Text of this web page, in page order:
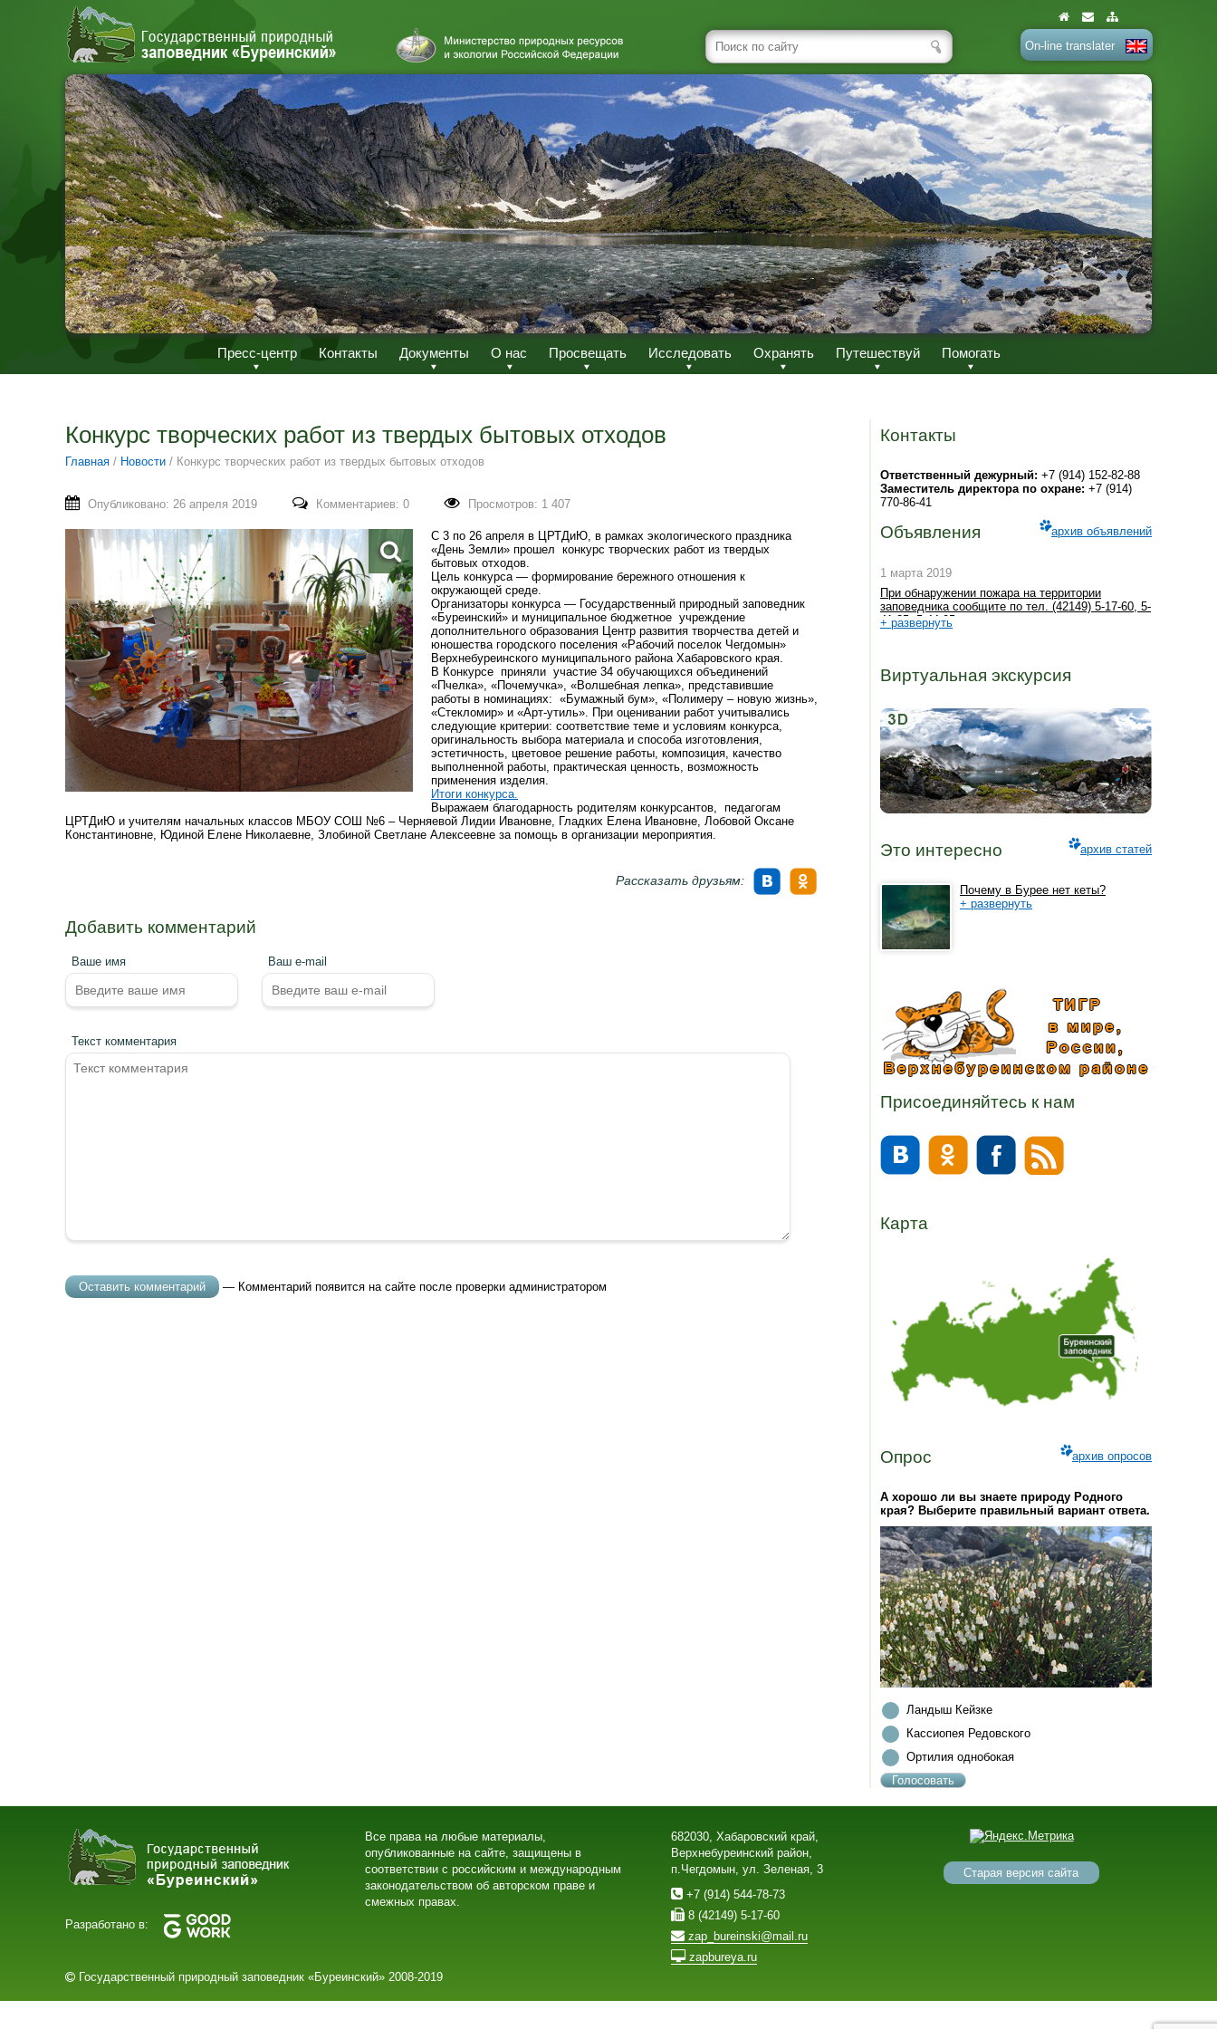
On-line translater
Пресс-центр Контакты Документы О нас Просвещать Исследовать Охранять Путешествуй Помогать
Конкурс творческих работ из твердых бытовых отходов
Главная / Новости / Конкурс творческих работ из твердых бытовых отходов
Опубликовано: 26 апреля 2019 Комментариев: 0 Просмотров: 1 407
С 3 по 26 апреля в ЦРТДиЮ, в рамках экологического праздника
«День Земли» прошел конкурс творческих работ из твердых
бытовых отходов.
Цель конкурса — формирование бережного отношения к
окружающей среде.
Организаторы конкурса — Государственный природный заповедник
«Буреинский» и муниципальное бюджетное учреждение
дополнительного образования Центр развития творчества детей и
юношества городского поселения «Рабочий поселок Чегдомын»
Верхнебуреинского муниципального района Хабаровского края.
В Конкурсе приняли участие 34 обучающихся объединений
«Пчелка», «Почемучка», «Волшебная лепка», представившие
работы в номинациях: «Бумажный бум», «Полимеру – новую жизнь»,
«Стекломир» и «Арт-утиль». При оценивании работ учитывались
следующие критерии: соответствие теме и условиям конкурса,
оригинальность выбора материала и способа изготовления,
эстетичность, цветовое решение работы, композиция, качество
выполненной работы, практическая ценность, возможность
применения изделия.
Итоги конкурса.
Выражаем благодарность родителям конкурсантов, педагогам
ЦРТДиЮ и учителям начальных классов МБОУ СОШ №6 – Черняевой Лидии Ивановне, Гладких Елена Ивановне, Лобовой Оксане
Константиновне, Юдиной Елене Николаевне, Злобиной Светлане Алексеевне за помощь в организации мероприятия.
Рассказать друзьям:
Добавить комментарий
Ваше имя Ваш e-mail
Текст комментария
— Комментарий появится на сайте после проверки администратором
Контакты
Ответственный дежурный: +7 (914) 152-82-88
Заместитель директора по охране: +7 (914)
770-86-41
Объявления архив объявлений
1 марта 2019
При обнаружении пожара на территории
заповедника сообщите по тел. (42149) 5-17-60, 5-
41-35, 5-44-95
+ развернуть
Виртуальная экскурсия
Это интересно архив статей
Почему в Бурее нет кеты?
+ развернуть
Присоединяйтесь к нам
Карта
Опрос архив опросов
А хорошо ли вы знаете природу Родного
края? Выберите правильный вариант ответа.
Ландыш Кейзке
Кассиопея Редовского
Ортилия однобокая
Разработано в:
Все права на любые материалы,
опубликованные на сайте, защищены в
соответствии с российским и международным
законодательством об авторском праве и
смежных правах.
682030, Хабаровский край,
Верхнебуреинский район,
п.Чегдомын, ул. Зеленая, 3
+7 (914) 544-78-73
8 (42149) 5-17-60
zap_bureinski@mail.ru
zapbureya.ru
Старая версия сайта
Государственный природный заповедник «Буреинский» 2008-2019